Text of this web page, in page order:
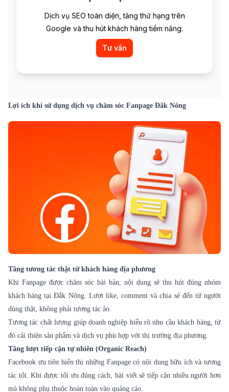
Dịch vụ SEO toàn diện, tăng thứ hạng trên
Google và thu hút khách hàng tiềm năng.
Tư vấn
Lợi ích khi sử dụng dịch vụ chăm sóc Fanpage Đắk Nông
Tăng tương tác thật từ khách hàng địa phương
Khi Fanpage được chăm sóc bài bản, nội dung sẽ thu hút đúng nhóm
khách hàng tại Đắk Nông. Lượt like, comment và chia sẻ đến từ người
dùng thật, không phải tương tác ảo.
Tương tác chất lượng giúp doanh nghiệp hiểu rõ nhu cầu khách hàng, từ
đó cải thiện sản phẩm và dịch vụ phù hợp với thị trường địa phương.
Tăng lượt tiếp cận tự nhiên (Organic Reach)
Facebook ưu tiên hiển thị những Fanpage có nội dung hữu ích và tương
tác tốt. Khi được tối ưu đúng cách, bài viết sẽ tiếp cận nhiều người hơn
mà không phụ thuộc hoàn toàn vào quảng cáo.